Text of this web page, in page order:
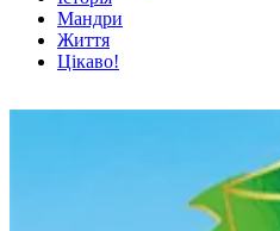
Мандри
Життя
Цікаво!